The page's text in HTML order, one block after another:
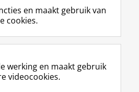
F
a
e
b
L
i
k
e
R
S
-
f
I
n
t
Y
o
T
en maakt gebruik van
cookies.
werking en maakt gebruik
videocookies.